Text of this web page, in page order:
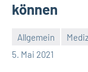
können
Allgemein
5. Mai 2021
Redaktion
Keine